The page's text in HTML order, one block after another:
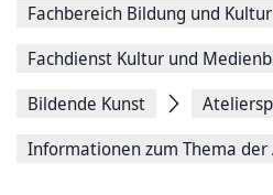
Fachbereich Bildung und Kultur
Fachdienst Kultur und
Bildende Kunst
Informationen zum Thema der